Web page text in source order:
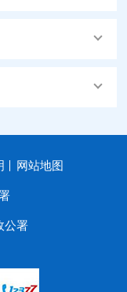
网站地图
公署